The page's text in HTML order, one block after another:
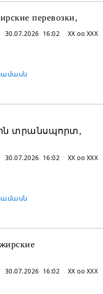
перевозки,
XX oo XXX
30.07.2026 16:02
տրանսպորտ,
XX oo XXX
30.07.2026 16:02
XX oo XXX
30.07.2026 16:02